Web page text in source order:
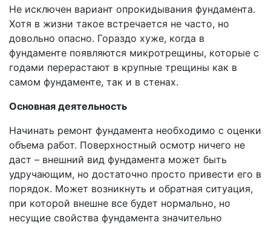
Не исключен вариант опрокидывания фундамента.
Хотя в жизни такое встречается не часто, но
довольно опасно. Гораздо хуже, когда в
фундаменте появляются микротрещины, которые с
годами перерастают в крупные трещины как в
самом фундаменте, так и в стенах.
Основная деятельность
Начинать ремонт фундамента необходимо с оценки
объема работ. Поверхностный осмотр ничего не
даст – внешний вид фундамента может быть
удручающим, но достаточно просто привести его в
порядок. Может возникнуть и обратная ситуация,
при которой внешне все будет нормально, но
несущие свойства фундамента значительно